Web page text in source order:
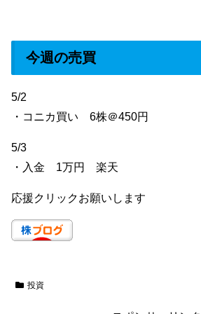
今週の売買
5/2
・コニカ買い 6株＠450円
5/3
・入金 1万円 楽天
応援クリックお願いします
投資